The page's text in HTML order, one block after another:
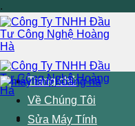
.
đến
nội
dung
Trang chủ
Về Chúng Tôi
Sửa Máy Tính